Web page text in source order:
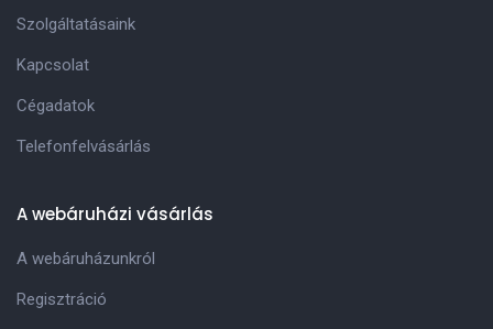
Szolgáltatásaink
Kapcsolat
Cégadatok
Telefonfelvásárlás
A webáruházi vásárlás
A webáruházunkról
Regisztráció